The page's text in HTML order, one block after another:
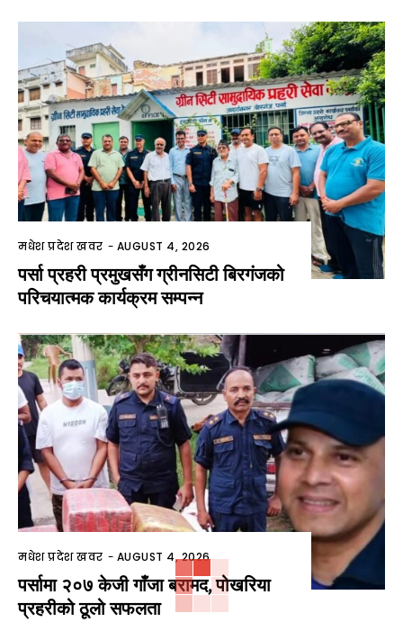
मधेश प्रदेश खवर - AUGUST 4, 2026
पर्सा प्रहरी प्रमुखसँग ग्रीनसिटी बिरगंजको
परिचयात्मक कार्यक्रम सम्पन्न
मधेश प्रदेश खवर - AUGUST 4, 2026
पर्सामा २०७ केजी गाँजा बरामद, पोखरिया
प्रहरीको ठूलो सफलता